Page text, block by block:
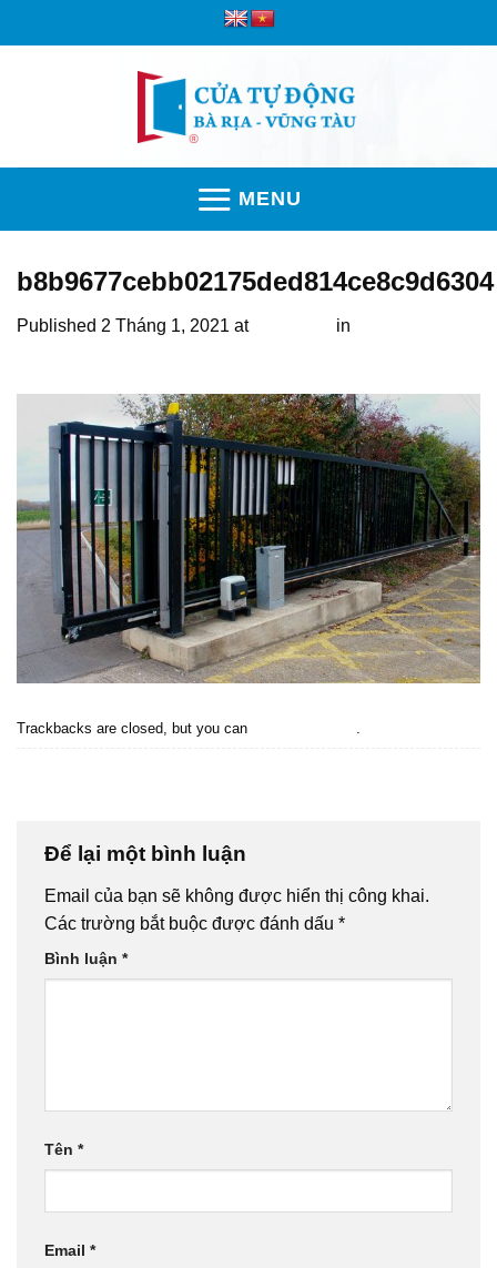
MENU
b8b9677cebb02175ded814ce8c9d6304
Published 2 Tháng 1, 2021 at in
Trackbacks are closed, but you can
Để lại một bình luận
Email của bạn sẽ không được hiển thị công khai.
Các trường bắt buộc được đánh dấu *
Bình luận *
Tên *
Email *